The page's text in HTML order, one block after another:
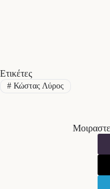
Ετικέτες
#Κώστας Λύρος